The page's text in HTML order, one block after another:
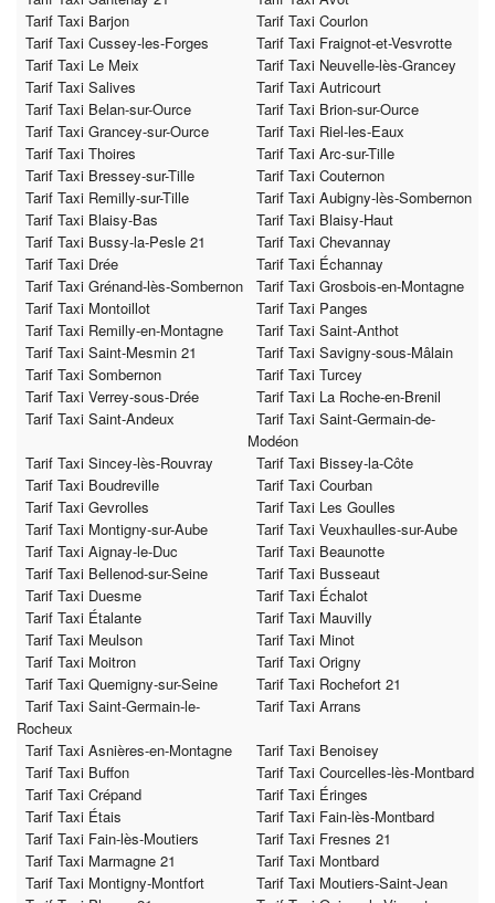
Tarif Taxi Barjon
Tarif Taxi Courlon
Tarif Taxi Cussey-les-Forges
Tarif Taxi Fraignot-et-Vesvrotte
Tarif Taxi Le Meix
Tarif Taxi Neuvelle-lès-Grancey
Tarif Taxi Salives
Tarif Taxi Autricourt
Tarif Taxi Belan-sur-Ource
Tarif Taxi Brion-sur-Ource
Tarif Taxi Grancey-sur-Ource
Tarif Taxi Riel-les-Eaux
Tarif Taxi Thoires
Tarif Taxi Arc-sur-Tille
Tarif Taxi Bressey-sur-Tille
Tarif Taxi Couternon
Tarif Taxi Remilly-sur-Tille
Tarif Taxi Aubigny-lès-Sombernon
Tarif Taxi Blaisy-Bas
Tarif Taxi Blaisy-Haut
Tarif Taxi Bussy-la-Pesle 21
Tarif Taxi Chevannay
Tarif Taxi Drée
Tarif Taxi Échannay
Tarif Taxi Grénand-lès-Sombernon
Tarif Taxi Grosbois-en-Montagne
Tarif Taxi Montoillot
Tarif Taxi Panges
Tarif Taxi Remilly-en-Montagne
Tarif Taxi Saint-Anthot
Tarif Taxi Saint-Mesmin 21
Tarif Taxi Savigny-sous-Mâlain
Tarif Taxi Sombernon
Tarif Taxi Turcey
Tarif Taxi Verrey-sous-Drée
Tarif Taxi La Roche-en-Brenil
Tarif Taxi Saint-Andeux
Tarif Taxi Saint-Germain-de-
Modéon
Tarif Taxi Sincey-lès-Rouvray
Tarif Taxi Bissey-la-Côte
Tarif Taxi Boudreville
Tarif Taxi Courban
Tarif Taxi Gevrolles
Tarif Taxi Les Goulles
Tarif Taxi Montigny-sur-Aube
Tarif Taxi Veuxhaulles-sur-Aube
Tarif Taxi Aignay-le-Duc
Tarif Taxi Beaunotte
Tarif Taxi Bellenod-sur-Seine
Tarif Taxi Busseaut
Tarif Taxi Duesme
Tarif Taxi Échalot
Tarif Taxi Étalante
Tarif Taxi Mauvilly
Tarif Taxi Meulson
Tarif Taxi Minot
Tarif Taxi Moitron
Tarif Taxi Origny
Tarif Taxi Quemigny-sur-Seine
Tarif Taxi Rochefort 21
Tarif Taxi Saint-Germain-le-
Rocheux
Tarif Taxi Arrans
Tarif Taxi Asnières-en-Montagne
Tarif Taxi Benoisey
Tarif Taxi Buffon
Tarif Taxi Courcelles-lès-Montbard
Tarif Taxi Crépand
Tarif Taxi Éringes
Tarif Taxi Étais
Tarif Taxi Fain-lès-Montbard
Tarif Taxi Fain-lès-Moutiers
Tarif Taxi Fresnes 21
Tarif Taxi Marmagne 21
Tarif Taxi Montbard
Tarif Taxi Montigny-Montfort
Tarif Taxi Moutiers-Saint-Jean